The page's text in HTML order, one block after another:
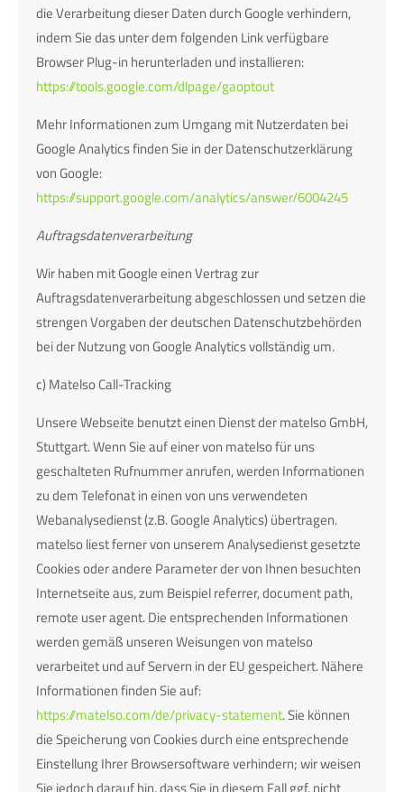
die Verarbeitung dieser Daten durch Google verhindern,
indem Sie das unter dem folgenden Link verfügbare
Browser Plug-in herunterladen und installieren:
https://tools.google.com/dlpage/gaoptout
Mehr Informationen zum Umgang mit Nutzerdaten bei
Google Analytics finden Sie in der Datenschutzerklärung
von Google:
https://support.google.com/analytics/answer/6004245
Auftragsdatenverarbeitung
Wir haben mit Google einen Vertrag zur
Auftragsdatenverarbeitung abgeschlossen und setzen die
strengen Vorgaben der deutschen Datenschutzbehörden
bei der Nutzung von Google Analytics vollständig um.
c) Matelso Call-Tracking
Unsere Webseite benutzt einen Dienst der matelso GmbH,
Stuttgart. Wenn Sie auf einer von matelso für uns
geschalteten Rufnummer anrufen, werden Informationen
zu dem Telefonat in einen von uns verwendeten
Webanalysedienst (z.B. Google Analytics) übertragen.
matelso liest ferner von unserem Analysedienst gesetzte
Cookies oder andere Parameter der von Ihnen besuchten
Internetseite aus, zum Beispiel referrer, document path,
remote user agent. Die entsprechenden Informationen
werden gemäß unseren Weisungen von matelso
verarbeitet und auf Servern in der EU gespeichert. Nähere
Informationen finden Sie auf:
https://matelso.com/de/privacy-statement. Sie können
die Speicherung von Cookies durch eine entsprechende
Einstellung Ihrer Browsersoftware verhindern; wir weisen